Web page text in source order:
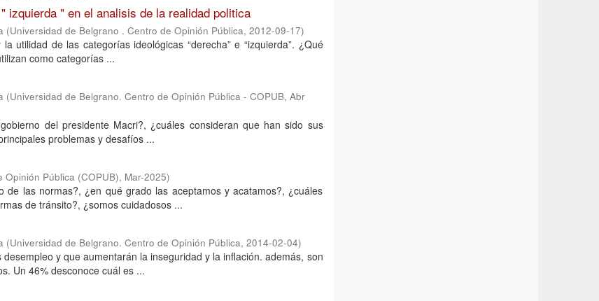
izquierda " en el analisis de la realidad politica
(Universidad de Belgrano . Centro de Opinión Pública, 2012-09-17)
utilidad de las categorías ideológicas “derecha” e “izquierda”. ¿Qué
como categorías ...
(Universidad de Belgrano. Centro de Opinión Pública - COPUB, Abr
del presidente Macri?, ¿cuáles consideran que han sido sus
problemas y desafíos ...
Pública (COPUB), Mar-2025)
las normas?, ¿en qué grado las aceptamos y acatamos?, ¿cuáles
de tránsito?, ¿somos cuidadosos ...
(Universidad de Belgrano. Centro de Opinión Pública, 2014-02-04)
y que aumentarán la inseguridad y la inflación. además, son
Un 46% desconoce cuál es ...